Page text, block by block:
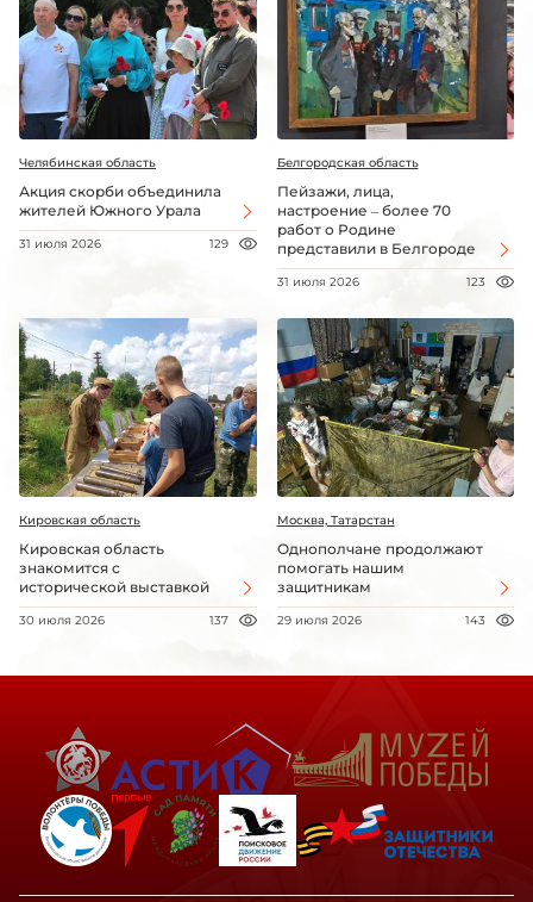
Челябинская область
Акция скорби объединила
жителей Южного Урала
31 июля 2026 129
Белгородская область
Пейзажи, лица,
настроение – более 70
работ о Родине
представили в Белгороде
31 июля 2026 123
Кировская область
Кировская область
знакомится с
исторической выставкой
30 июля 2026 137
Москва, Татарстан
Однополчане продолжают
помогать нашим
защитникам
29 июля 2026 143